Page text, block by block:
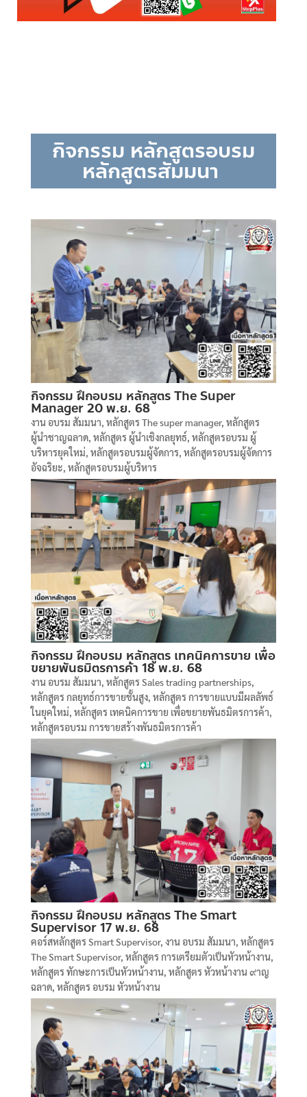
กิจกรรม หลักสูตรอบรม
หลักสูตรสัมมนา
กิจกรรม ฝึกอบรม หลักสูตร The Super
Manager 20 พ.ย. 68
งาน อบรม สัมมนา, หลักสูตร The super manager, หลักสูตร
ผู้นำชาญฉลาด, หลักสูตร ผู้นำเชิงกลยุทธ์, หลักสูตรอบรม ผู้
บริหารยุคใหม่, หลักสูตรอบรมผู้จัดการ, หลักสูตรอบรมผู้จัดการ
อัจฉริยะ, หลักสูตรอบรมผู้บริหาร
กิจกรรม ฝึกอบรม หลักสูตร เทคนิคการขาย เพื่อ
ขยายพันธมิตรการค้า 18 พ.ย. 68
งาน อบรม สัมมนา, หลักสูตร Sales trading partnerships,
หลักสูตร กลยุทธ์การขายชั้นสูง, หลักสูตร การขายแบบมีผลลัพธ์
ในยุคใหม่, หลักสูตร เทคนิคการขาย เพื่อขยายพันธมิตรการค้า,
หลักสูตรอบรม การขายสร้างพันธมิตรการค้า
กิจกรรม ฝึกอบรม หลักสูตร The Smart
Supervisor 17 พ.ย. 68
คอร์สหลักสูตร Smart Supervisor, งาน อบรม สัมมนา, หลักสูตร
The Smart Supervisor, หลักสูตร การเตรียมตัวเป็นหัวหน้างาน,
หลักสูตร ทักษะการเป็นหัวหน้างาน, หลักสูตร หัวหน้างาน ๙าญ
ฉลาด, หลักสูตร อบรม หัวหน้างาน